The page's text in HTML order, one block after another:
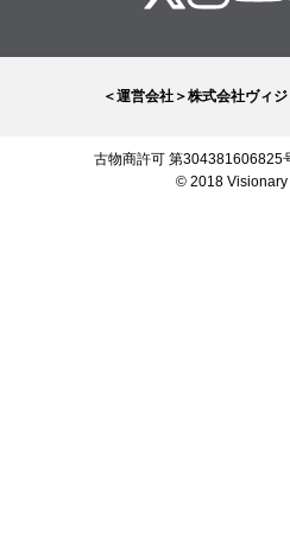
＜運営会社＞株式会社ヴィ
古物商許可 第
© 2018 Visionary